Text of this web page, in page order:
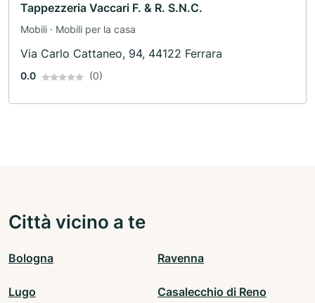
Tappezzeria Vaccari F. & R. S.N.C.
Mobili · Mobili per la casa
Via Carlo Cattaneo, 94, 44122 Ferrara
0.0 (0)
Città vicino a te
Bologna Ravenna
Lugo Casalecchio di Reno